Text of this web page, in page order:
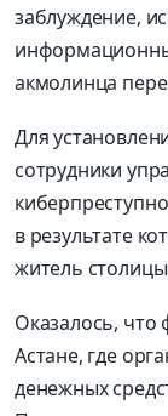
заблуждение,
акмолинца
Для
сотрудники
в результате
житель
Оказалось, что
Астане, где
денежных